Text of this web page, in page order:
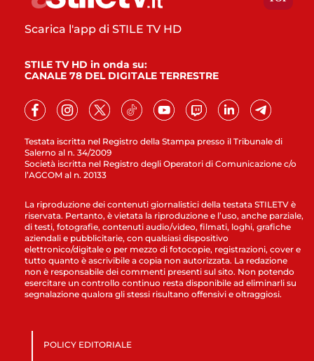
Testata iscritta nel Registro della Stampa presso il Tribunale di
Salerno al n. 34/2009
Società iscritta nel Registro degli Operatori di Comunicazione c/o
l’AGCOM al n. 20133
Scarica l'app di STILE TV HD
STILE TV HD in onda su:
CANALE 78 DEL DIGITALE TERRESTRE
La riproduzione dei contenuti giornalistici della testata STILETV è
riservata. Pertanto, è vietata la riproduzione e l’uso, anche parziale,
di testi, fotografie, contenuti audio/video, filmati, loghi, grafiche
aziendali e pubblicitarie, con qualsiasi dispositivo
elettronico/digitale o per mezzo di fotocopie, registrazioni, cover e
tutto quanto è ascrivibile a copia non autorizzata. La redazione
non è responsabile dei commenti presenti sul sito. Non potendo
esercitare un controllo continuo resta disponibile ad eliminarli su
segnalazione qualora gli stessi risultano offensivi e oltraggiosi.
POLICY EDITORIALE